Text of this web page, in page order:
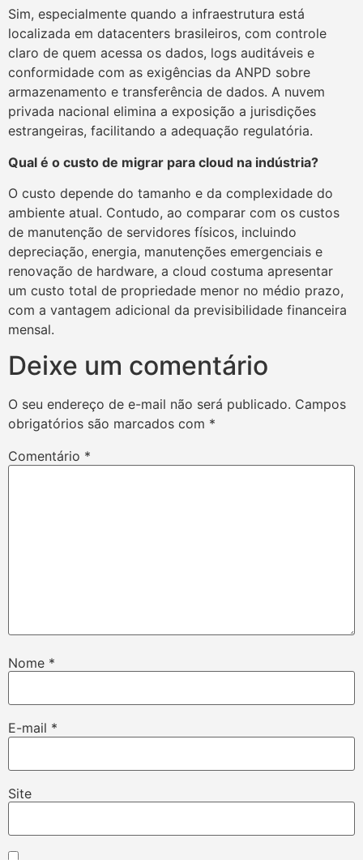
Sim, especialmente quando a infraestrutura está
localizada em datacenters brasileiros, com controle
claro de quem acessa os dados, logs auditáveis e
conformidade com as exigências da ANPD sobre
armazenamento e transferência de dados. A nuvem
privada nacional elimina a exposição a jurisdições
estrangeiras, facilitando a adequação regulatória.
Qual é o custo de migrar para cloud na indústria?
O custo depende do tamanho e da complexidade do
ambiente atual. Contudo, ao comparar com os custos
de manutenção de servidores físicos, incluindo
depreciação, energia, manutenções emergenciais e
renovação de hardware, a cloud costuma apresentar
um custo total de propriedade menor no médio prazo,
com a vantagem adicional da previsibilidade financeira
mensal.
Deixe um comentário
O seu endereço de e-mail não será publicado. Campos
obrigatórios são marcados com *
Comentário *
Nome *
E-mail *
Site